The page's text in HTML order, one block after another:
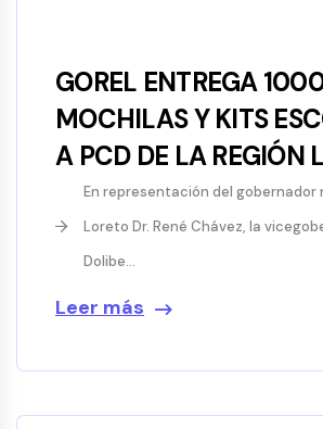
GOREL ENTREGA
MOCHILAS Y KITS
A PCD DE LA REGIÓN
En representación del gobernador
Loreto Dr. René Chávez, la
Dolibe...
Leer más